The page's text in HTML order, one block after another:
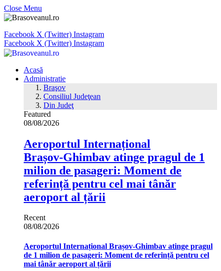
Close Menu
Facebook X (Twitter) Instagram
Facebook X (Twitter) Instagram
Acasă
Administratie
Braşov
Consiliul Judeţean
Din Judeţ
Featured
08/08/2026
Aeroportul Internațional
Brașov‑Ghimbav atinge pragul de 1
milion de pasageri: Moment de
referință pentru cel mai tânăr
aeroport al țării
Recent
08/08/2026
Aeroportul Internațional Brașov‑Ghimbav atinge pragul
de 1 milion de pasageri: Moment de referință pentru cel
mai tânăr aeroport al țării